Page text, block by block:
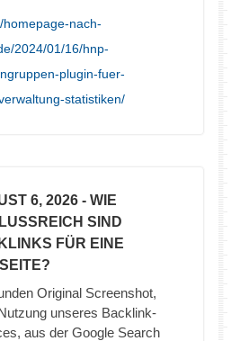
homepage-nach-
2024/01/16/hnp-
plugin-fuer-
statistiken/
6, 2026 - WIE
SIND
FÜR EINE
Original Screenshot,
unseres Backlink-
aus der Google Search